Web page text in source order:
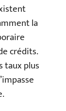
la
crédits.
taux plus